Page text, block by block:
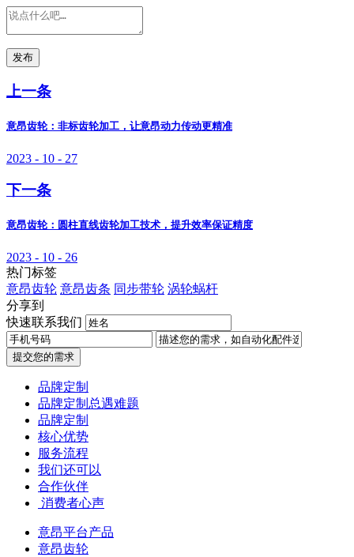
发布
上一条
意昂齿轮：非标齿轮加工，让意昂动力传动更精准
2023 - 10 - 27
下一条
意昂齿轮：圆柱直线齿轮加工技术，提升效率保证精度
2023 - 10 - 26
热门标签
意昂齿轮 意昂齿条 同步带轮 涡轮蜗杆
分享到
快速联系我们
提交您的需求
品牌定制
品牌定制总遇难题
品牌定制
核心优势
服务流程
我们还可以
合作伙伴
​ 消费者心声
意昂平台产品
意昂齿轮